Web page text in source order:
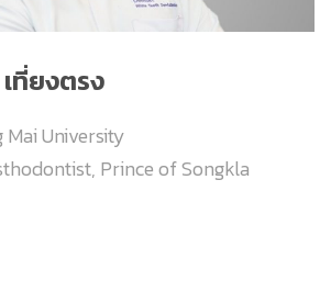
ที่ยงตรง
Mai University
Prince of Songkla